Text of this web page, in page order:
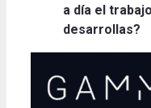
a día el
desarrollas?